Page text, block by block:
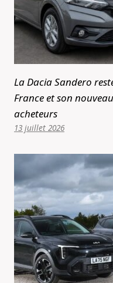
La Dacia Sandero
France et son
acheteurs
13 juillet 2026